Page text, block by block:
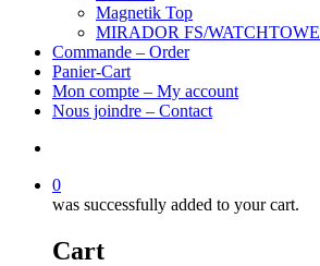
Magnetik Top
MIRADOR FS/
Commande – Order
Panier-Cart
Mon compte – My account
Nous joindre – Contact
0
was successfully added to your cart.
Cart